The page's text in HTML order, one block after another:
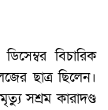
বিচারিক
ছাত্র ছিলেন।
সশ্রম কারাদণ্ড